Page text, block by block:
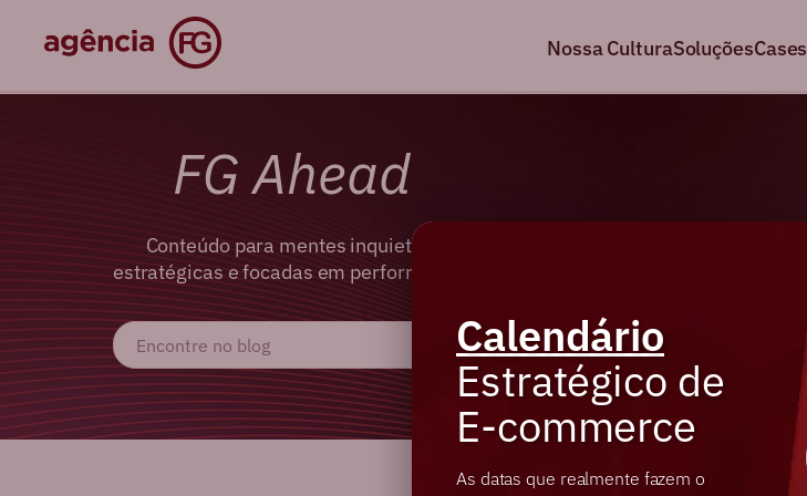
Nossa CulturaSoluçõesCases
FG Ahead
Conteúdo para mentes inquietas,
estratégicas e focadas em performance.
Calendário
Estratégico de
E-commerce
As datas que realmente fazem o